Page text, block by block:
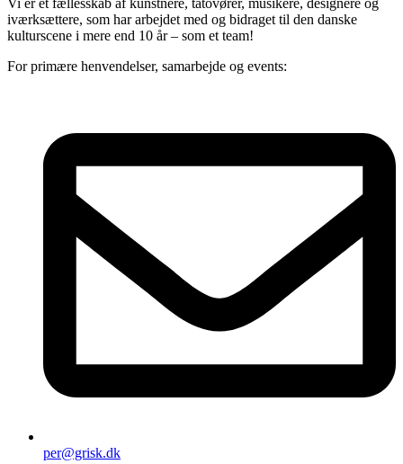
Vi er et fællesskab af kunstnere, tatovører, musikere, designere og
iværksættere, som har arbejdet med og bidraget til den danske
kulturscene i mere end 10 år – som et team!
For primære henvendelser, samarbejde og events:
per@grisk.dk